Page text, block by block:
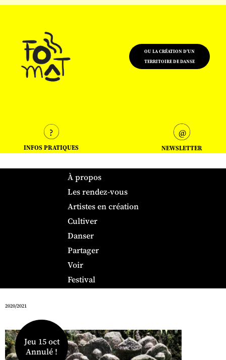
OU LA CRÉATION D'UN
TERRITOIRE DE DANSE
INFOS PRATIQUES NEWSLETTER
À propos
Les rendez-vous
Artistes en création
Cultiver
Danser
Partager
Voir
Festival
2020/2021
Jeu 15 oct
Annulé !